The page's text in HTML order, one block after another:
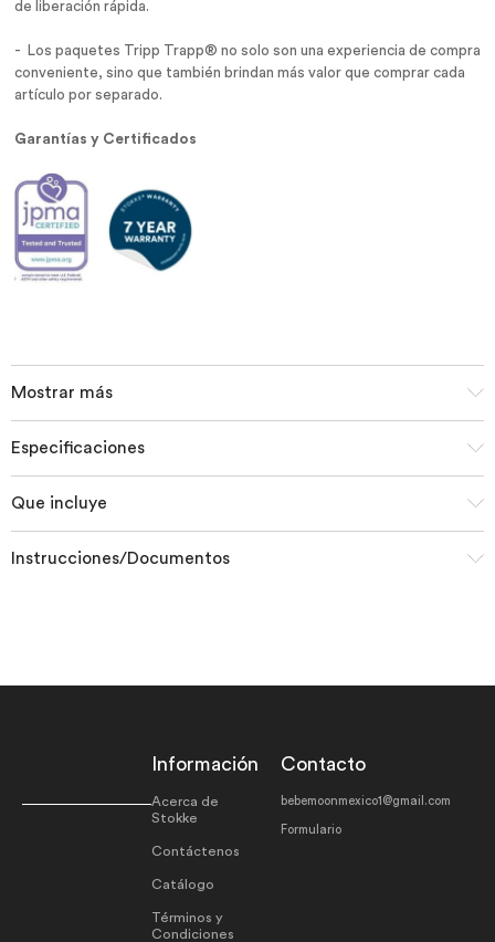
de liberación rápida.
- Los paquetes Tripp Trapp® no solo son una experiencia de compra
conveniente, sino que también brindan más valor que comprar cada
artículo por separado.
Garantías y Certificados
Mostrar más
Especificaciones
Que incluye
Instrucciones/Documentos
Información
Acerca de
Stokke
Contáctenos
Catálogo
Términos y
Condiciones
Contacto
bebemoonmexico1@gmail.com
Formulario